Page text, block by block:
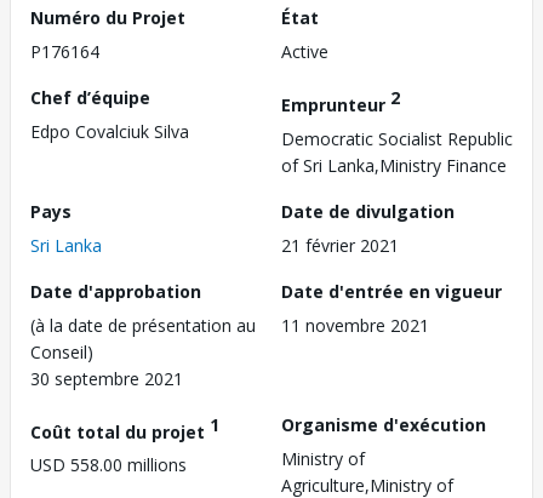
Numéro du Projet
P176164
État
Active
Chef d’équipe
Edpo Covalciuk Silva
Emprunteur 2
Democratic Socialist Republic
of Sri Lanka,Ministry Finance
Pays
Sri Lanka
Date de divulgation
21 février 2021
Date d'approbation
(à la date de présentation au
Conseil)
30 septembre 2021
Date d'entrée en vigueur
11 novembre 2021
Coût total du projet 1
USD 558.00 millions
Organisme d'exécution
Ministry of
Agriculture,Ministry of